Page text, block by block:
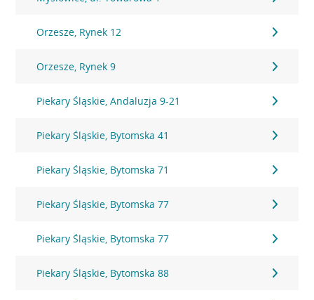
Orzesze, Rynek 12
Orzesze, Rynek 9
Piekary Śląskie, Andaluzja 9-21
Piekary Śląskie, Bytomska 41
Piekary Śląskie, Bytomska 71
Piekary Śląskie, Bytomska 77
Piekary Śląskie, Bytomska 77
Piekary Śląskie, Bytomska 88